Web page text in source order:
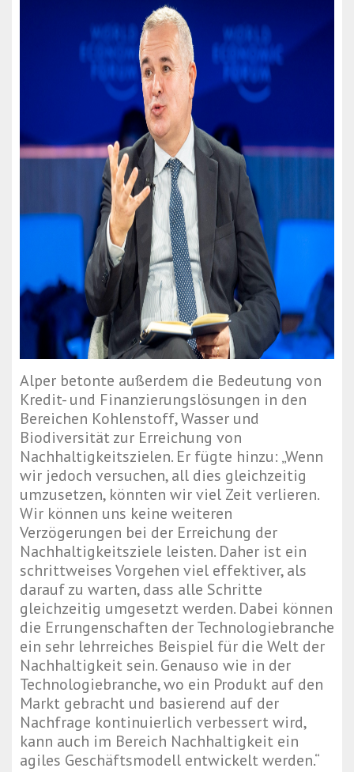
Alper betonte außerdem die Bedeutung von
Kredit- und Finanzierungslösungen in den
Bereichen Kohlenstoff, Wasser und
Biodiversität zur Erreichung von
Nachhaltigkeitszielen. Er fügte hinzu: „Wenn
wir jedoch versuchen, all dies gleichzeitig
umzusetzen, könnten wir viel Zeit verlieren.
Wir können uns keine weiteren
Verzögerungen bei der Erreichung der
Nachhaltigkeitsziele leisten. Daher ist ein
schrittweises Vorgehen viel effektiver, als
darauf zu warten, dass alle Schritte
gleichzeitig umgesetzt werden. Dabei können
die Errungenschaften der Technologiebranche
ein sehr lehrreiches Beispiel für die Welt der
Nachhaltigkeit sein. Genauso wie in der
Technologiebranche, wo ein Produkt auf den
Markt gebracht und basierend auf der
Nachfrage kontinuierlich verbessert wird,
kann auch im Bereich Nachhaltigkeit ein
agiles Geschäftsmodell entwickelt werden.“